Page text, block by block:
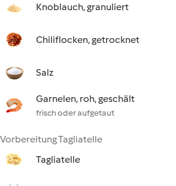
Knoblauch, granuliert
Chiliflocken, getrocknet
Salz
Garnelen, roh, geschält
frisch oder aufgetaut
Vorbereitung Tagliatelle
Tagliatelle